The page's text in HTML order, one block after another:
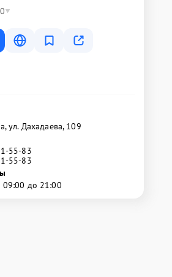
ул. Дахадаева, 109
55-83
55-83
09:00 до 21:00